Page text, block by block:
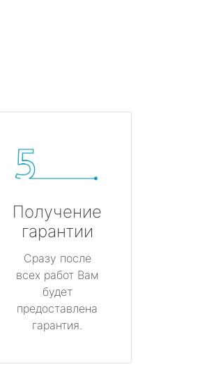
Получение
гарантии
Сразу после
всех работ Вам
будет
предоставлена
гарантия.